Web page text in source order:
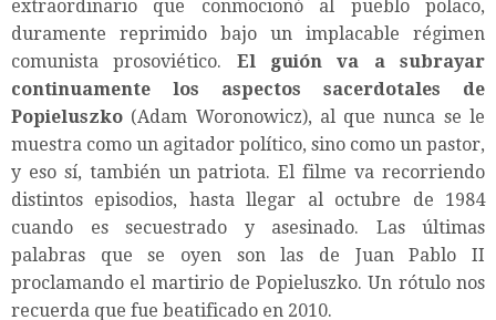
extraordinario que conmocionó al pueblo polaco,
duramente reprimido bajo un implacable régimen
comunista prosoviético. El guión va a subrayar
continuamente los aspectos sacerdotales de
Popieluszko (Adam Woronowicz), al que nunca se le
muestra como un agitador político, sino como un pastor,
y eso sí, también un patriota. El filme va recorriendo
distintos episodios, hasta llegar al octubre de 1984
cuando es secuestrado y asesinado. Las últimas
palabras que se oyen son las de Juan Pablo II
proclamando el martirio de Popieluszko. Un rótulo nos
recuerda que fue beatificado en 2010.